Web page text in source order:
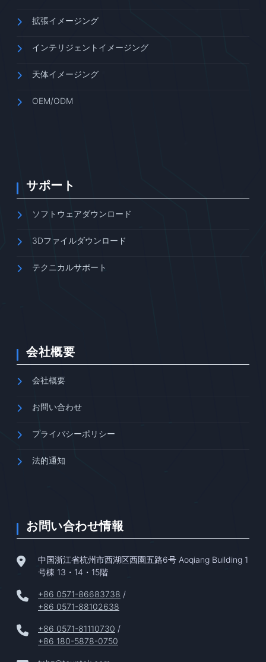
拡張イメージング
インテリジェントイメージング
天体イメージング
OEM/ODM
サポート
ソフトウェアダウンロード
3Dファイルダウンロード
テクニカルサポート
会社概要
会社概要
お問い合わせ
プライバシーポリシー
法的通知
お問い合わせ情報
中国浙江省杭州市西湖区西園五路6号 Aoqiang Building 1
号棟 13・14・15階
+86 0571-86683738 /
+86 0571-88102638
+86 0571-81110730 /
+86 180-5878-0750